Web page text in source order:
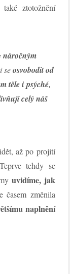
ztotožnění
náročným
seosvobodit od
těle i psýché,
celý náš
až po projití
tehdy se
uvidíme, jak
časem změnila
naplnění